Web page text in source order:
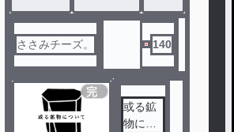
教室で
は、名
前も知
らない
人気ア
ささみチーズ。 140
完
或る鉱
物につ